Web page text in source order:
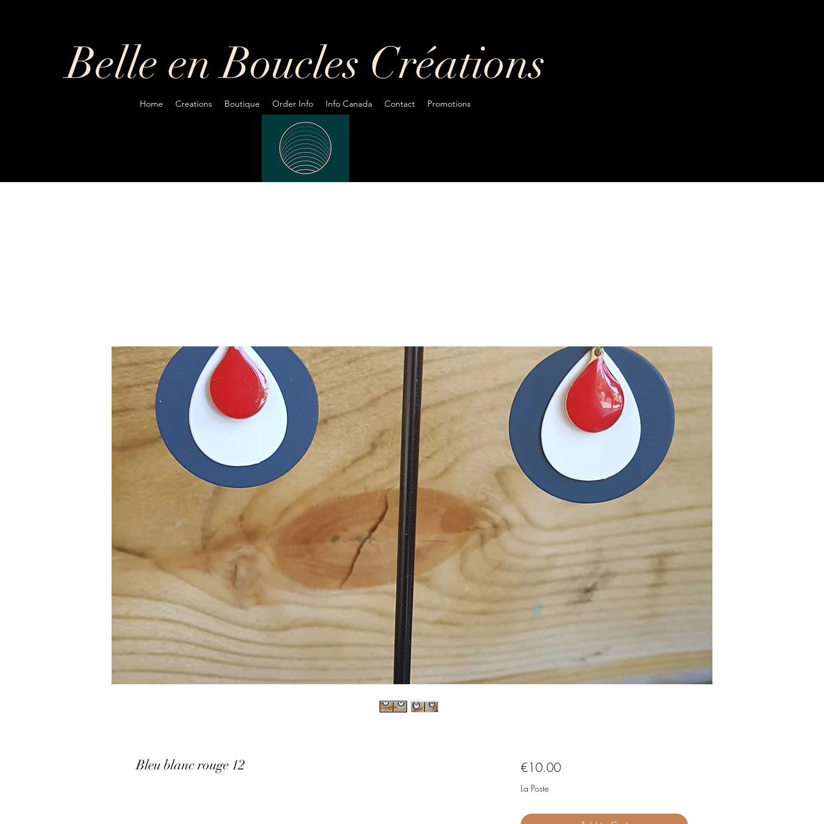
Belle en Boucles Créations
Home Creations Boutique Order Info Info Canada Contact Promotions
Bleu blanc rouge 12 €10.00Price
La Poste